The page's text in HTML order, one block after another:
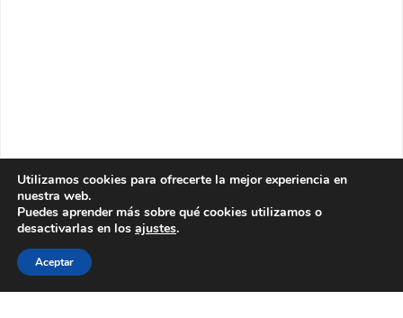
Utilizamos cookies para ofrecerte la mejor experiencia en
nuestra web.
Puedes aprender más sobre qué cookies utilizamos o
desactivarlas en los ajustes.
Aceptar